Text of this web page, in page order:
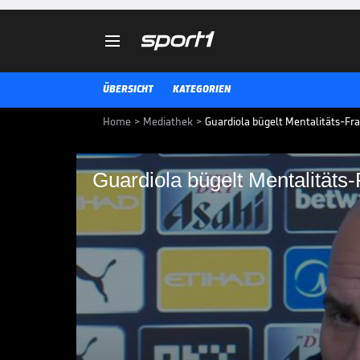

ÜBERSICHT KATEGORIEN
Home > Mediathek > Guardiola bügelt Mentalitäts-
Guardiola bügelt
Guardiola bügelt
Auf der PK vor dem Spiel
angebunden. Der City-Trainer
Phil Foden gegen Leeds etwas